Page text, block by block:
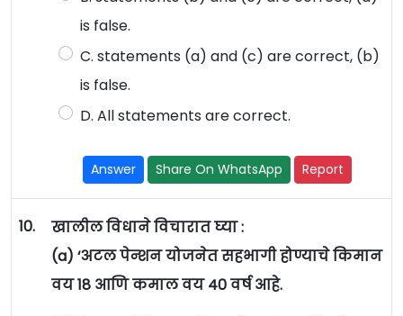
is false.
C. statements (a) and (c) are correct, (b)
is false.
D. All statements are correct.
Answer Share On WhatsApp Report
10.
खालील विधाने विचारात घ्या :
(a) ‘अटल पेन्शन योजनेत सहभागी होण्याचे किमान
वय 18 आणि कमाल वय 40 वर्ष आहे.